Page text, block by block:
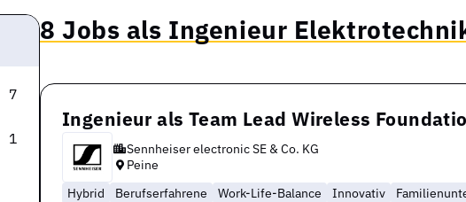
7
1
8 Jobs als Ingenieur
Ingenieur als Team Lead Wireless
Sennheiser electronic SE & Co. KG
Peine
Hybrid
Berufserfahrene Work-Life-Balance Innovativ